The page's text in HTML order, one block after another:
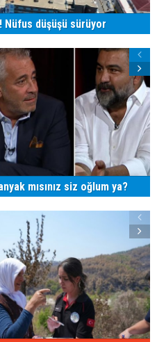
Nüfus düşüşü sürüyor
mısınız siz oğlum ya?